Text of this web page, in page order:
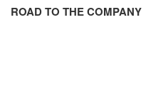
FLIR
ROAD TO THE COMPANY